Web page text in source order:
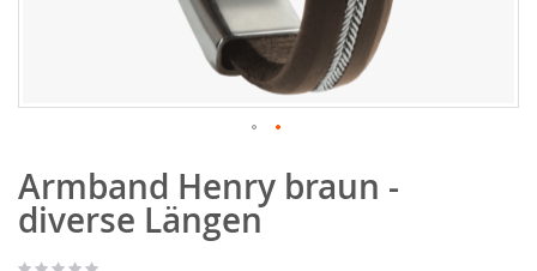
Anfang
der
Bildgalerie
Armband Henry braun -
diverse Längen